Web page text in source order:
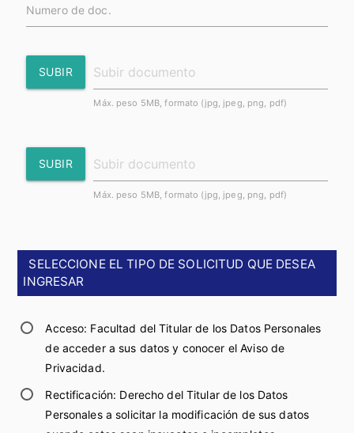
Numero de doc.
SUBIR
Máx. peso 5MB, formato (jpg, jpeg, png, pdf)
SUBIR
Máx. peso 5MB, formato (jpg, jpeg, png, pdf)
SELECCIONE EL TIPO DE SOLICITUD QUE DESEA
INGRESAR
Acceso: Facultad del Titular de los Datos Personales
de acceder a sus datos y conocer el Aviso de
Privacidad.
Rectificación: Derecho del Titular de los Datos
Personales a solicitar la modificación de sus datos